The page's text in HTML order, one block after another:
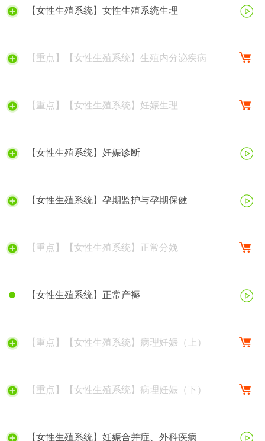
【女性生殖系统】女性生殖系统生理
【重点】【女性生殖系统】生殖内分泌疾病
【重点】【女性生殖系统】妊娠生理
【女性生殖系统】妊娠诊断
【女性生殖系统】孕期监护与孕期保健
【重点】【女性生殖系统】正常分娩
【女性生殖系统】正常产褥
【重点】【女性生殖系统】病理妊娠（上）
【重点】【女性生殖系统】病理妊娠（下）
【女性生殖系统】妊娠合并症、外科疾病